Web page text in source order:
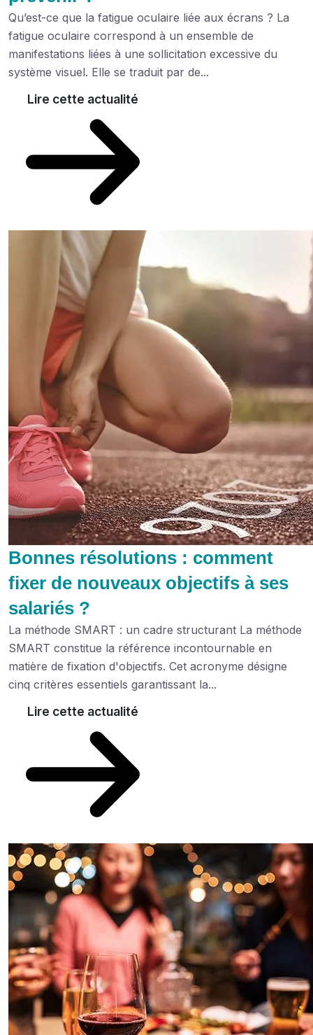
Qu’est-ce que la fatigue oculaire liée aux écrans ? La
fatigue oculaire correspond à un ensemble de
manifestations liées à une sollicitation excessive du
système visuel. Elle se traduit par de...
Lire cette actualité
Bonnes résolutions : comment
fixer de nouveaux objectifs à ses
salariés ?
La méthode SMART : un cadre structurant La méthode
SMART constitue la référence incontournable en
matière de fixation d'objectifs. Cet acronyme désigne
cinq critères essentiels garantissant la...
Lire cette actualité